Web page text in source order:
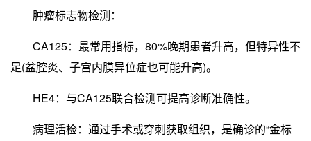
肿瘤标志物检测：
CA125：最常用指标，80%晚期患者升高，但特异性不
足(盆腔炎、子宫内膜异位症也可能升高)。
HE4：与CA125联合检测可提高诊断准确性。
病理活检：通过手术或穿刺获取组织，是确诊的“金标